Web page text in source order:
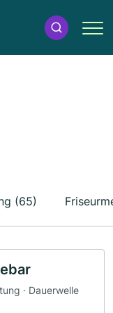
(65)
· Dauerwelle